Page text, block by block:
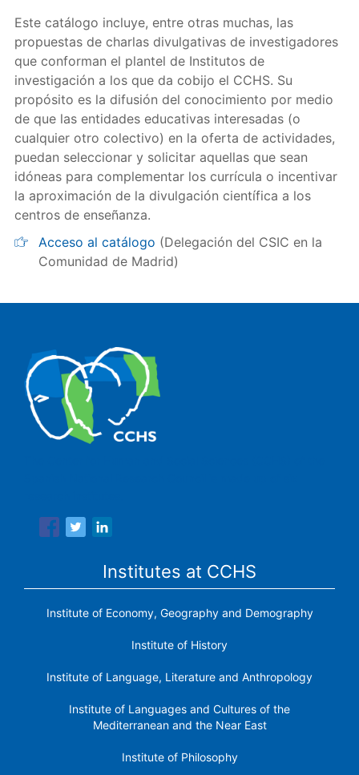
Este catálogo incluye, entre otras muchas, las
propuestas de charlas divulgativas de investigadores
que conforman el plantel de Institutos de
investigación a los que da cobijo el CCHS. Su
propósito es la difusión del conocimiento por medio
de que las entidades educativas interesadas (o
cualquier otro colectivo) en la oferta de actividades,
puedan seleccionar y solicitar aquellas que sean
idóneas para complementar los currícula o incentivar
la aproximación de la divulgación científica a los
centros de enseñanza.
Acceso al catálogo (Delegación del CSIC en la
Comunidad de Madrid)
Institutes at CCHS
Institute of Economy, Geography and Demography
Institute of History
Institute of Language, Literature and Anthropology
Institute of Languages ​​and Cultures of the
Mediterranean and the Near East
Institute of Philosophy